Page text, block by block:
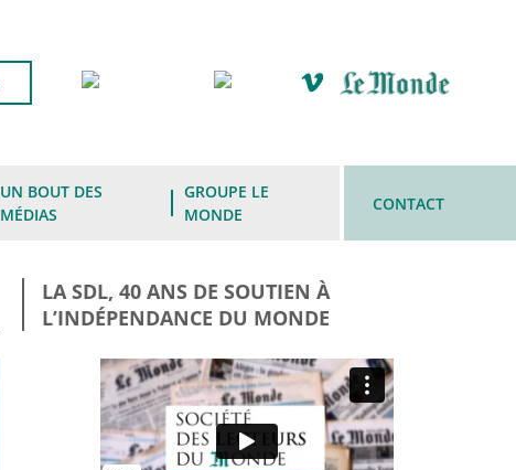
UN BOUT DES
MÉDIAS
GROUPE LE
MONDE
CONTACT
LA SDL, 40 ANS DE SOUTIEN À
L’INDÉPENDANCE DU MONDE